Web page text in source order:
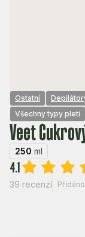
Ostatní
Všechny typy pleti
Veet
250 ml
4.1
39 recenzí